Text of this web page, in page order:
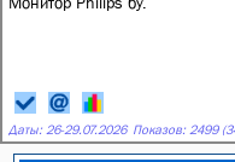
Даты: 26-29.07.2026 Показов: 2499